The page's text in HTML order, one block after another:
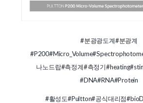
#분광광도계#분광계
#P200#Micro_Volume
나노드랍#측정계#측정기#heating
#DNA#RNA#Protein
#활성도#Pultton#공식대리점